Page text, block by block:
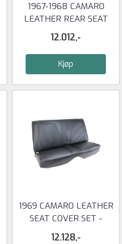
1967-1968 CAMARO
LEATHER REAR SEAT
COVER - COUPE ...
12.012,-
Kjøp
1969 CAMARO LEATHER
SEAT COVER SET -
COUPE ...
12.128,-